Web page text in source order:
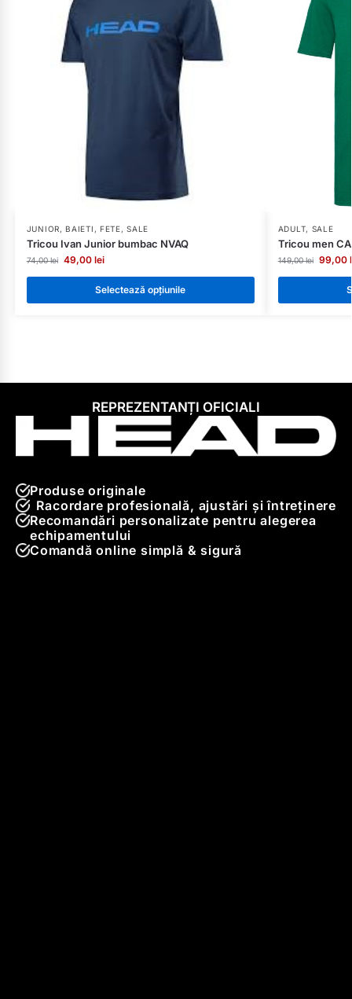
JUNIOR, BAIETI , FETE,SALE
Tricou Ivan Junior bumbac NVAQ
74,00lei 49,00 lei
Selectează opțiunile
ADULT, SALE
Tricou men
149,00lei 99,00
REPREZENTANȚI OFICIALI
Produse originale
Racordare profesională, ajustări și întreținere
Recomandări personalizate pentru alegerea
echipamentului
Comandă online simplă & sigură